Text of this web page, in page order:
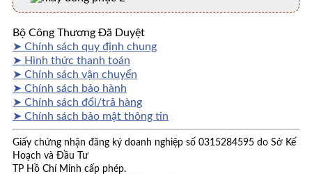
Bộ Công Thương Đã Duyệt
➤ Chính sách quy định chung
➤ Hình thức thanh toán
➤ Chính sách vận chuyển
➤ Chính sách bảo hành
➤ Chính sách đổi/trả hàng
➤ Chính sách bảo mật thông tin
Giấy chứng nhận đăng ký doanh nghiệp số 0315284595 do Sở Kế
Hoạch và Đầu Tư
TP Hồ Chí Minh cấp phép.